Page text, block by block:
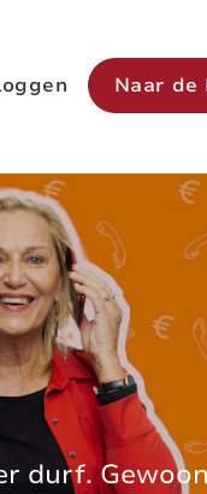
Naar de
durf.